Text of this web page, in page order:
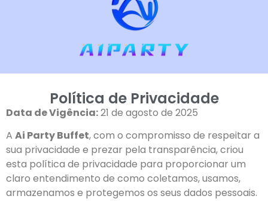
Política de Privacidade
Data de Vigência:21 de agosto de 2025
A Ai Party Buffet, com o compromisso de respeitar a
sua privacidade e prezar pela transparência, criou
esta política de privacidade para proporcionar um
claro entendimento de como coletamos, usamos,
armazenamos e protegemos os seus dados pessoais.